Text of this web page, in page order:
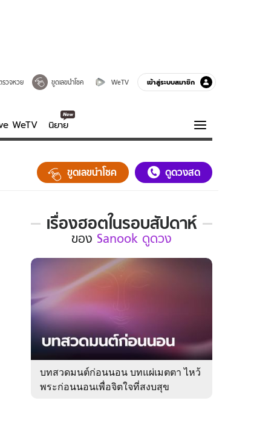
รวจหวย ขูดเลขนำโชค WeTV เข้าสู่ระบบสมาชิก
WeTV นิยาย
ความรู้รอบตัว
ฮาวทู
ขูดเลขนำโชค ดูดวงสด
เรื่องฮอตในรอบสัปดาห์
เรื่อง
ใน
รอบ
ของ
Sanook
ดูด
ของ Sanook ดูดวง
บทสวดมนต์ก่อนนอน บทแผ่เมตตา ไหว้
พระก่อนนอนเพื่อจิตใจที่สงบสุข